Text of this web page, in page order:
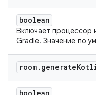
boolean
Включает процессор
Gradle. Значение по
room. generate